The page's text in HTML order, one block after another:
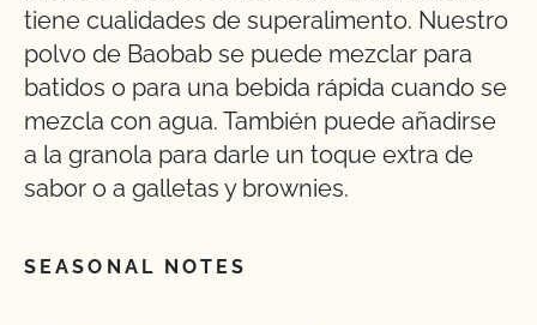
tiene cualidades de superalimento. Nuestro
polvo de Baobab se puede mezclar para
batidos o para una bebida rápida cuando se
mezcla con agua. También puede añadirse
a la granola para darle un toque extra de
sabor o a galletas y brownies.
SEASONAL NOTES